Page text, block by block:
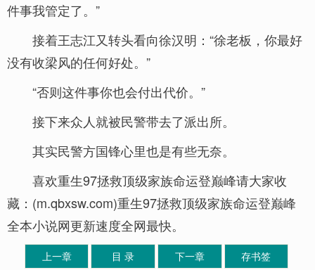
件事我管定了。”
接着王志江又转头看向徐汉明：“徐老板，你最好
没有收梁风的任何好处。”
“否则这件事你也会付出代价。”
接下来众人就被民警带去了派出所。
其实民警方国锋心里也是有些无奈。
喜欢重生97拯救顶级家族命运登巅峰请大家收
藏：(m.qbxsw.com)重生97拯救顶级家族命运登巅峰
全本小说网更新速度全网最快。
上一章 目 录 下一章 存书签